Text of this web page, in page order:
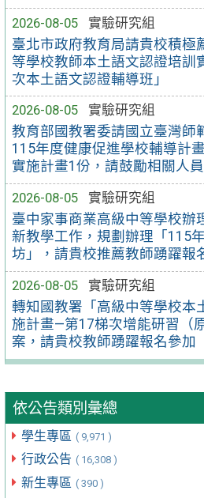
2026-08-05
實驗研究組
臺北市政府教育局請貴校積極
等學校教師本土語文認證培訓
次本土語文認證輔導班」
2026-08-05
實驗研究組
教育部國教署委請國立臺灣師
115年度健康促進學校輔導計
實施計畫1份，請鼓勵相關人
2026-08-05
實驗研究組
臺中家事商業高級中等學校辦
新教學工作，規劃辦理「115
坊」，請貴校推薦教師踴躍報
2026-08-05
實驗研究組
轉知國教署「高級中等學校本
施計畫—第17梯次增能研習（
案，請貴校教師踴躍報名參加
依公告類別彙總
學生專區 ( 9,971 )
行政公告 ( 16,308 )
新生專區 ( 390 )